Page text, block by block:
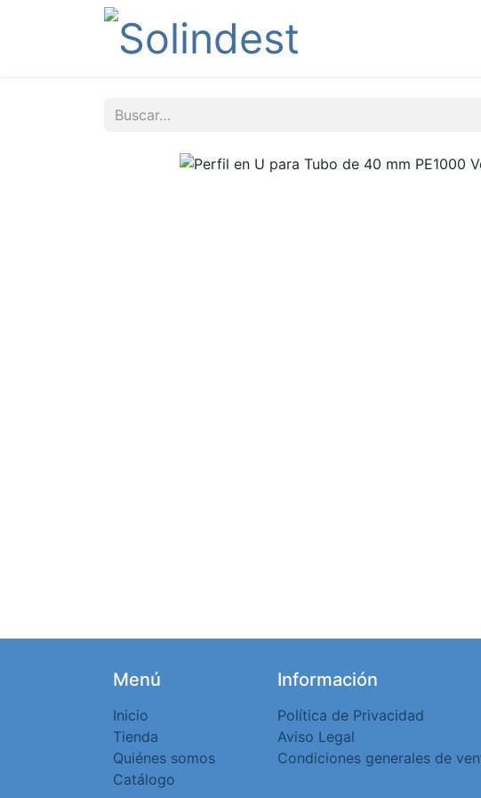
Menú
Inicio
Tienda
Quiénes somos
Catálogo
Información
Política de Privacidad
Aviso Legal
Condiciones generales de